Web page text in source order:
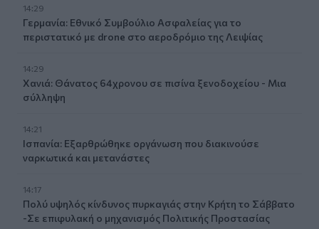
14:29
Γερμανία: Εθνικό Συμβούλιο Ασφαλείας για το
περιστατικό με drone στο αεροδρόμιο της Λειψίας
14:29
Χανιά: Θάνατος 64χρονου σε πισίνα ξενοδοχείου - Μια
σύλληψη
14:21
Ισπανία: Εξαρθρώθηκε οργάνωση που διακινούσε
ναρκωτικά και μετανάστες
14:17
Πολύ υψηλός κίνδυνος πυρκαγιάς στην Κρήτη το Σάββατο
-Σε επιφυλακή ο μηχανισμός Πολιτικής Προστασίας